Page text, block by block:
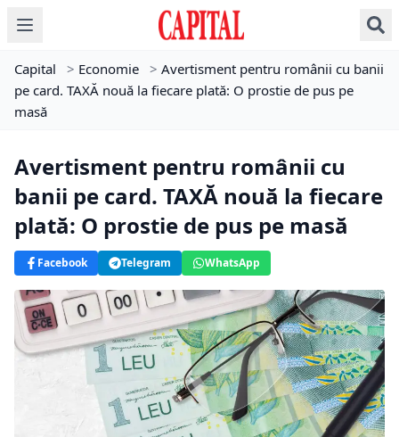
Capital > Economie > Avertisment pentru românii cu banii
pe card. TAXĂ nouă la fiecare plată: O prostie de pus pe
masă
Avertisment pentru românii cu
banii pe card. TAXĂ nouă la fiecare
plată: O prostie de pus pe masă
Facebook Telegram WhatsApp